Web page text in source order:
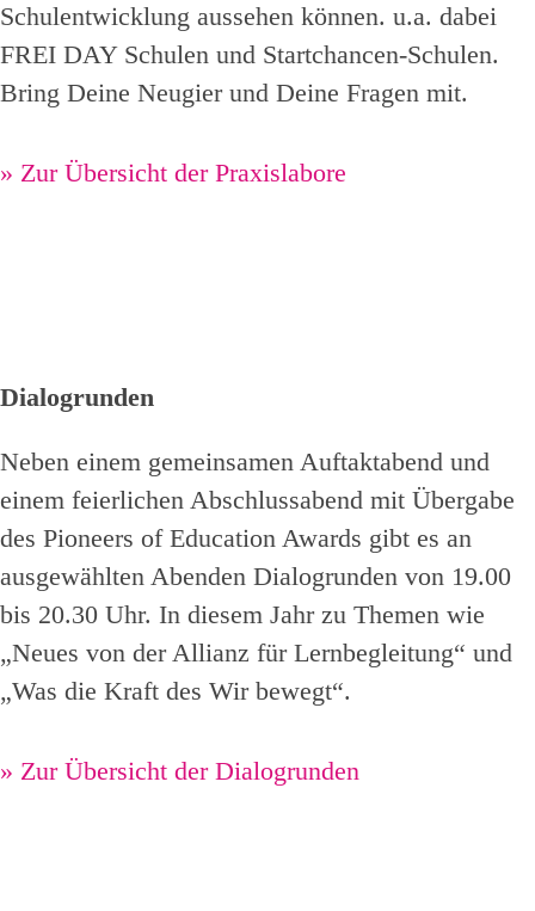
Schulentwicklung aussehen können. u.a. dabei
FREI DAY Schulen und Startchancen-Schulen.
Bring Deine Neugier und Deine Fragen mit.
» Zur Übersicht der Praxislabore
Dialogrunden
Neben einem gemeinsamen Auftaktabend und
einem feierlichen Abschlussabend mit Übergabe
des Pioneers of Education Awards gibt es an
ausgewählten Abenden Dialogrunden von 19.00
bis 20.30 Uhr. In diesem Jahr zu Themen wie
„Neues von der Allianz für Lernbegleitung“ und
„Was die Kraft des Wir bewegt“.
» Zur Übersicht der Dialogrunden